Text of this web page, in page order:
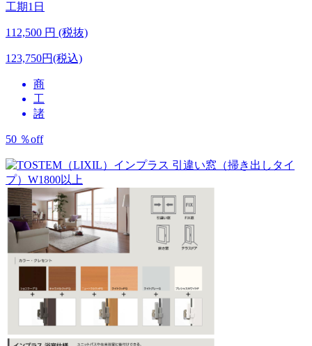
工期1日
112,500 円 (税抜)
123,750円(税込)
商
工
諸
50 ％off